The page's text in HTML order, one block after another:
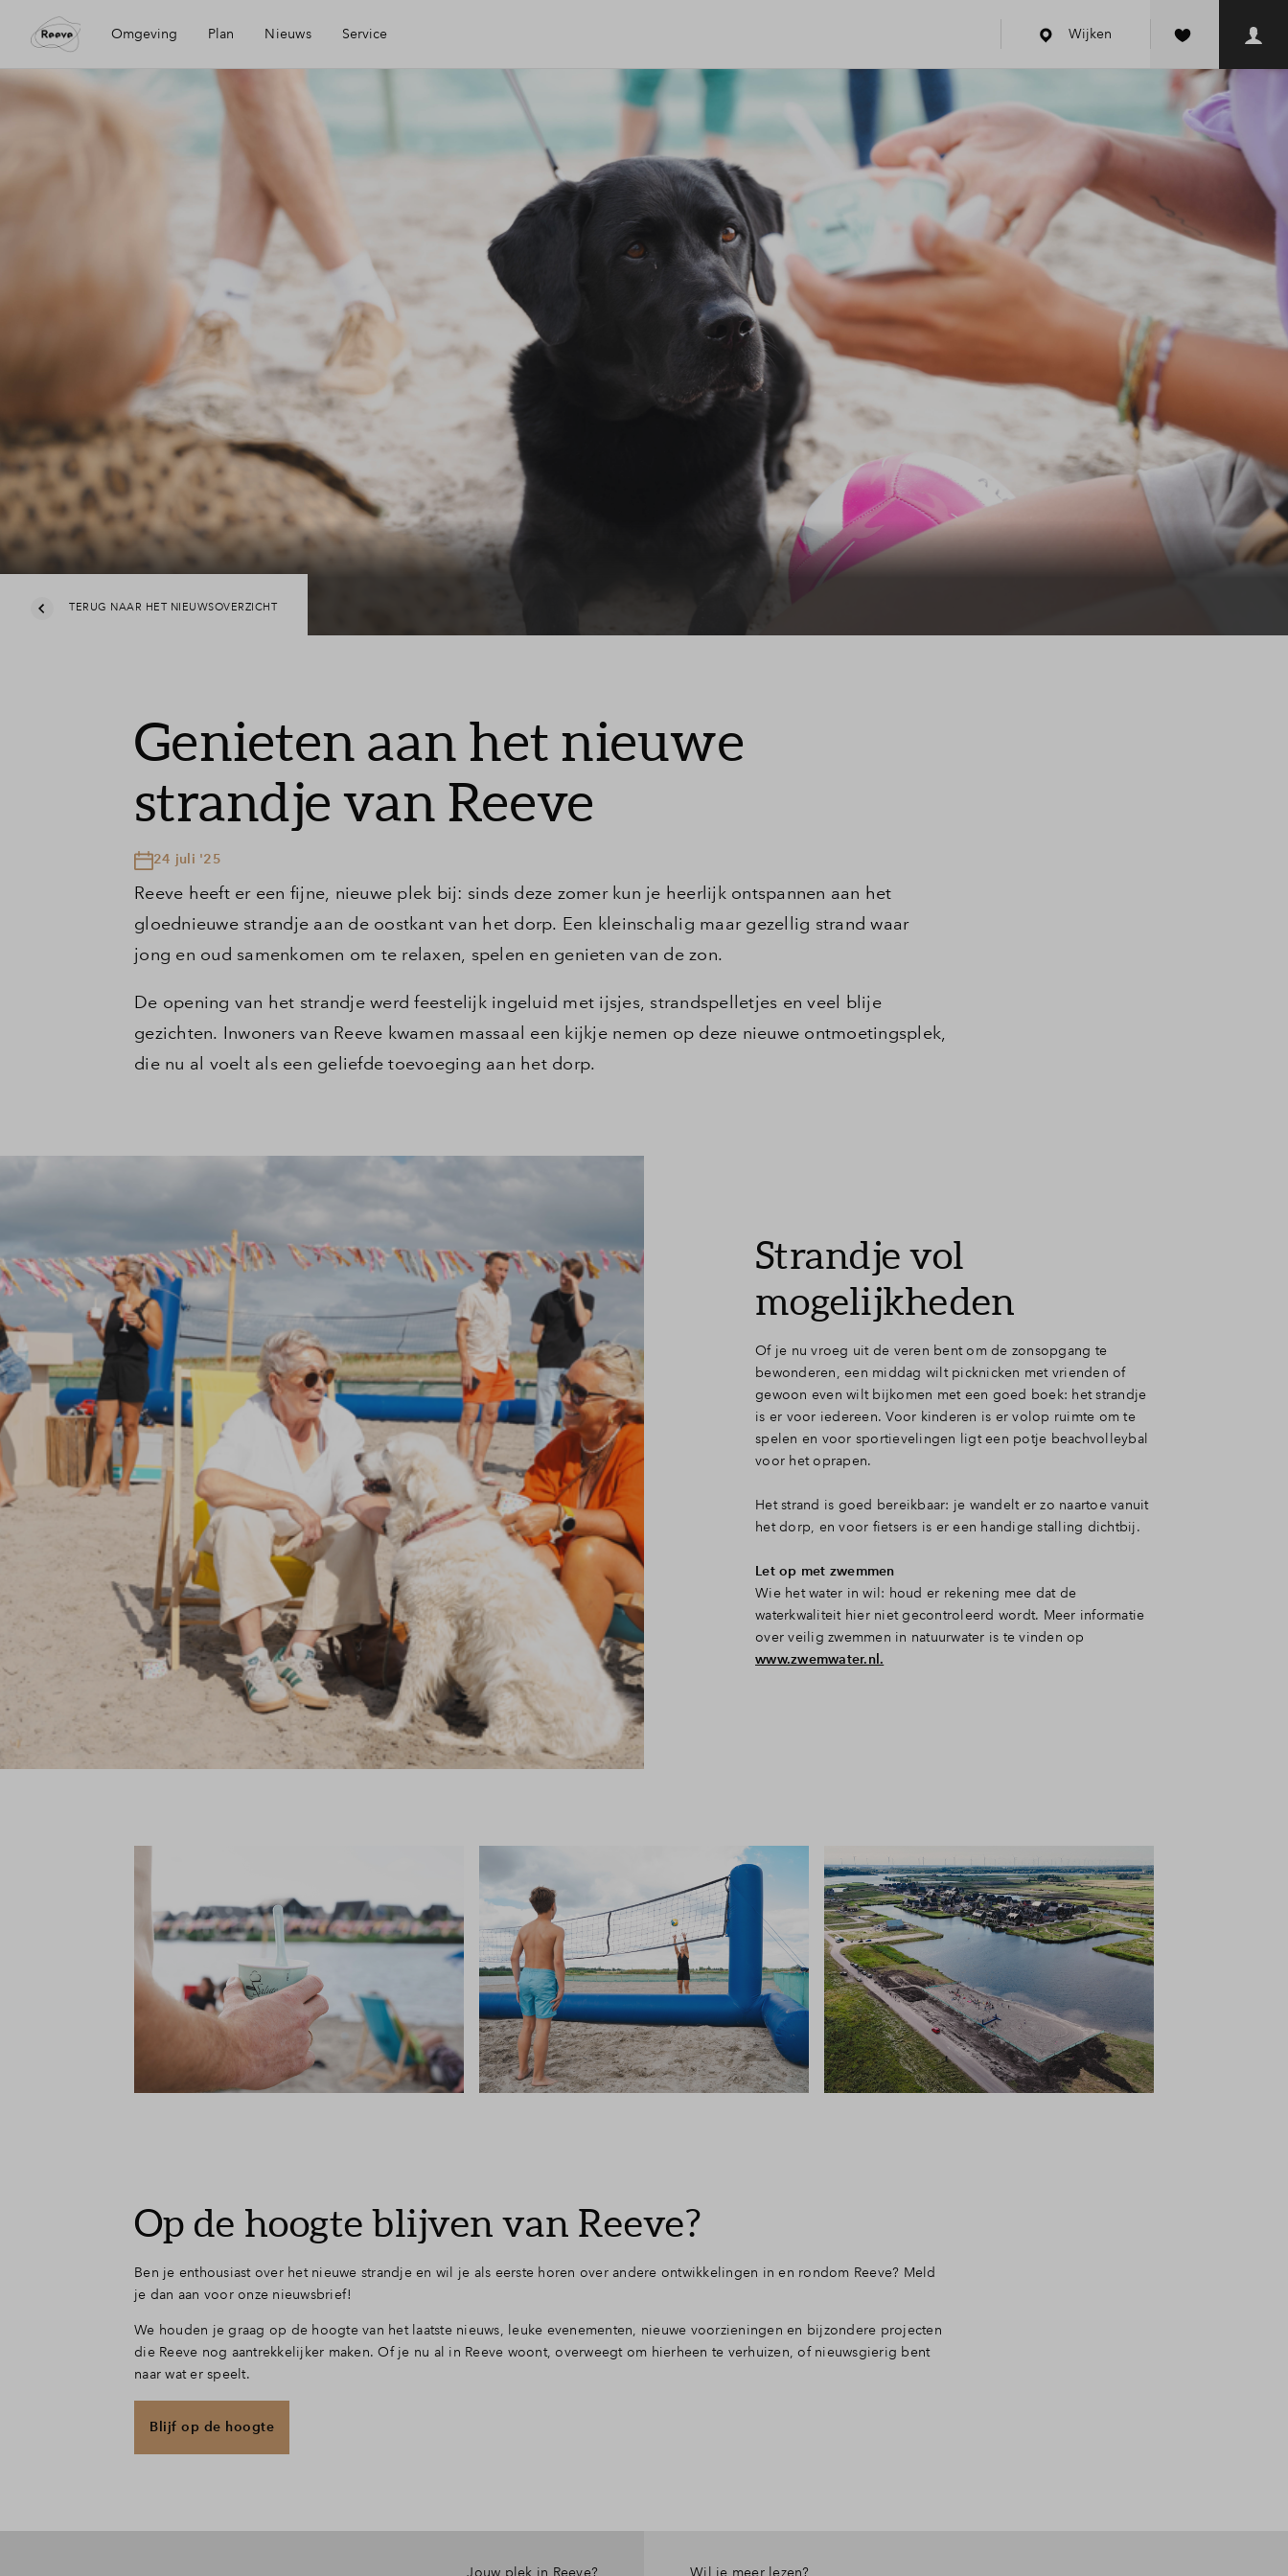
Omgeving Plan
Partners
Duurzaamheid
Nieuws Service
Financiering
Toewijzing
Woning kopen
Veelgestelde vragen
Contact
Wijken
TERUG NAAR HET NIEUWSOVERZICHT
Genieten aan het nieuwe
strandje van Reeve
24 juli '25
Reeve heeft er een fijne, nieuwe plek bij: sinds deze zomer kun je heerlijk ontspannen aan het
gloednieuwe strandje aan de oostkant van het dorp. Een kleinschalig maar gezellig strand waar
jong en oud samenkomen om te relaxen, spelen en genieten van de zon.
De opening van het strandje werd feestelijk ingeluid met ijsjes, strandspelletjes en veel blije
gezichten. Inwoners van Reeve kwamen massaal een kijkje nemen op deze nieuwe ontmoetingsplek,
die nu al voelt als een geliefde toevoeging aan het dorp.
Strandje vol
mogelijkheden
Of je nu vroeg uit de veren bent om de zonsopgang te
bewonderen, een middag wilt picknicken met vrienden of
gewoon even wilt bijkomen met een goed boek: het strandje
is er voor iedereen. Voor kinderen is er volop ruimte om te
spelen en voor sportievelingen ligt een potje beachvolleybal
voor het oprapen.
Het strand is goed bereikbaar: je wandelt er zo naartoe vanuit
het dorp, en voor fietsers is er een handige stalling dichtbij.
Let op met zwemmen
Wie het water in wil: houd er rekening mee dat de
waterkwaliteit hier niet gecontroleerd wordt. Meer informatie
over veilig zwemmen in natuurwater is te vinden op
www.zwemwater.nl.
Op de hoogte blijven van Reeve?
Ben je enthousiast over het nieuwe strandje en wil je als eerste horen over andere ontwikkelingen in en rondom Reeve? Meld
je dan aan voor onze nieuwsbrief!
We houden je graag op de hoogte van het laatste nieuws, leuke evenementen, nieuwe voorzieningen en bijzondere projecten
die Reeve nog aantrekkelijker maken. Of je nu al in Reeve woont, overweegt om hierheen te verhuizen, of nieuwsgierig bent
naar wat er speelt.
Blijf op de hoogte
Jouw plek in Reeve? Wil je meer lezen?